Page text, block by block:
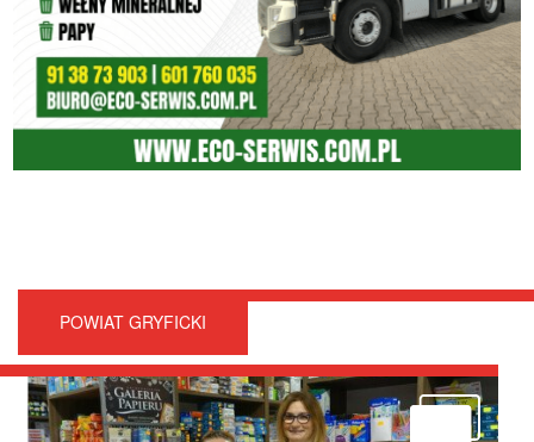
POWIAT GRYFICKI